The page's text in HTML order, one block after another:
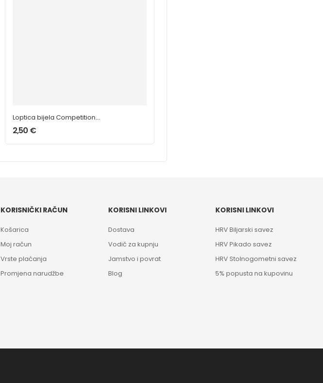
Loptica bijela Competition
31mm/21g
2,50 €
KORISNIČKI RAČUN
Košarica
Moj račun
Vrste plaćanja
Promjena narudžbe
KORISNI LINKOVI
Dostava
Vodič za kupnju
Jamstvo i povrat
Blog
KORISNI LINKOVI
HRV Biljarski savez
HRV Pikado savez
HRV Stolnogometni savez
5% popusta na kupovinu